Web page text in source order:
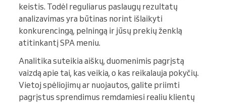
keistis. Todėl reguliarus paslaugų rezultatų
analizavimas yra būtinas norint išlaikyti
konkurencingą, pelningą ir jūsų prekių ženklą
atitinkantį SPA meniu.
Analitika suteikia aiškų, duomenimis pagrįstą
vaizdą apie tai, kas veikia, o kas reikalauja pokyčių.
Vietoj spėliojimų ar nuojautos, galite priimti
pagrįstus sprendimus remdamiesi realiu klientų